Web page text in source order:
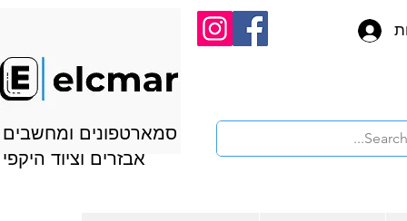
סמארטפונים ומחשבים
אבזרים וציוד היקפי